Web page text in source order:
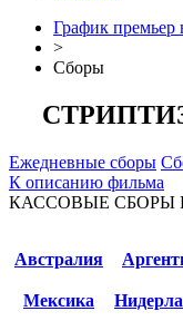
График премьер
>
Сборы
Ежедневные сборы
К описанию фильма
КАССОВЫЕ СБОРЫ
Австралия
Мексика